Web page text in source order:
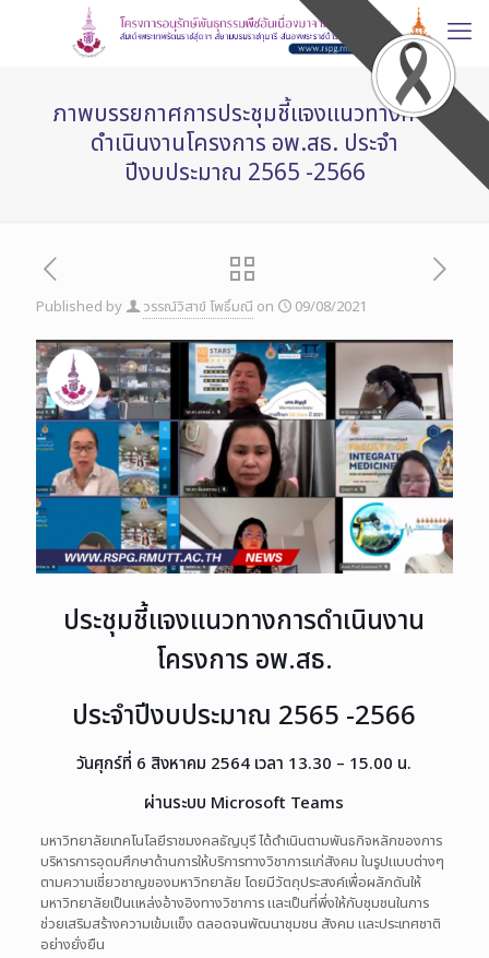
ภาพบรรยกาศการประชุมชี้แจงแนวทางการ
ดำเนินงานโครงการ อพ.สธ. ประจำ
ปีงบประมาณ 2565 -2566
Published by วรรณ์วิสาข์ โพธิ์มณี on 09/08/2021
ประชุมชี้แจงแนวทางการดำเนินงาน
โครงการ อพ.สธ.
ประจำปีงบประมาณ 2565 -2566
วันศุกร์ที่ 6 สิงหาคม 2564 เวลา 13.30 – 15.00 น.
ผ่านระบบ Microsoft Teams
มหาวิทยาลัยเทคโนโลยีราชมงคลธัญบุรี ได้ดำเนินตามพันธกิจหลักของการ
บริหารการอุดมศึกษาด้านการให้บริการทางวิชาการแก่สังคม ในรูปแบบต่างๆ
ตามความเชี่ยวชาญของมหาวิทยาลัย โดยมีวัตถุประสงค์เพื่อผลักดันให้
มหาวิทยาลัยเป็นแหล่งอ้างอิงทางวิชาการ และเป็นที่พึ่งให้กับชุมชนในการ
ช่วยเสริมสร้างความเข้มแข็ง ตลอดจนพัฒนาชุมชน สังคม และประเทศชาติ
อย่างยั่งยืน